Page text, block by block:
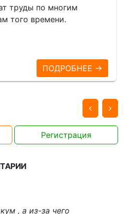
труды по многим
того времени.
ПОДРОБНЕЕ →
Регистрация
, а из-за чего